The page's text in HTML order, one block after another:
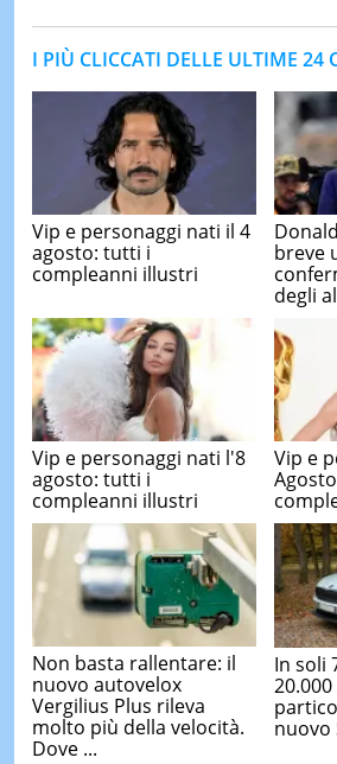
I PIÙ CLICCATI DELLE ULTIME 24
Vip e personaggi nati il 4
agosto: tutti i
compleanni illustri
breve
degli
Vip e personaggi nati l'8
agosto: tutti i
compleanni illustri
Vip e
Non basta rallentare: il
nuovo autovelox
Vergilius Plus rileva
molto più della velocità.
Dove ...
In soli
nuovo